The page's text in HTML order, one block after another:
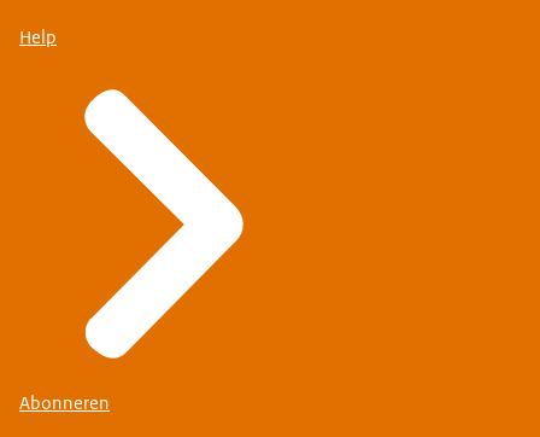
Help
Abonneren